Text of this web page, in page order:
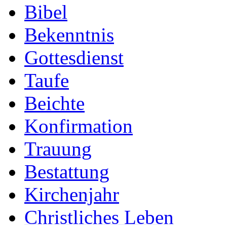
Bibel
Bekenntnis
Gottesdienst
Taufe
Beichte
Konfirmation
Trauung
Bestattung
Kirchenjahr
Christliches Leben